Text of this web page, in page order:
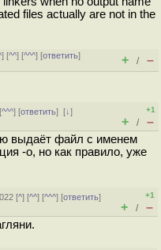
files actually are not in the
] [^^] [^^^] [ответить]
+ / –
^^^] [ответить][↓]
+1
+ / –
выдаёт файл с именем
-o, но как правило, уже
[^] [^^] [^^^] [ответить]
+1
+ / –